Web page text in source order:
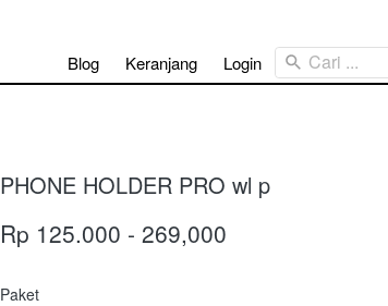
Blog Keranjang Login Cari ...
PHONE HOLDER PRO wl p
Rp 125.000 - 269,000
Paket